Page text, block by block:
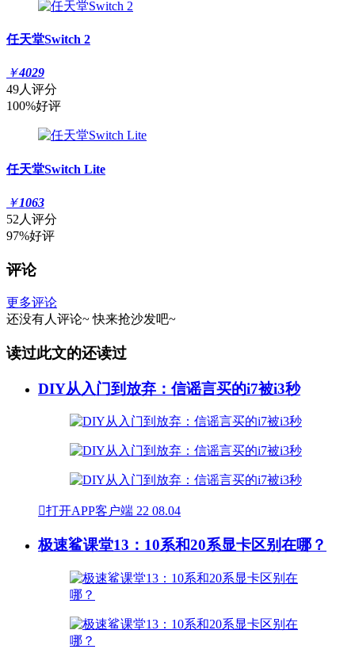
任天堂Switch 2
￥4029
49人评分
100%好评
任天堂Switch Lite
￥1063
52人评分
97%好评
评论
更多评论
还没有人评论~ 快来抢沙发吧~
读过此文的还读过
DIY从入门到放弃：信谣言买的i7被i3秒
打开APP客户端 22 08.04
极速鲨课堂13：10系和20系显卡区别在哪？